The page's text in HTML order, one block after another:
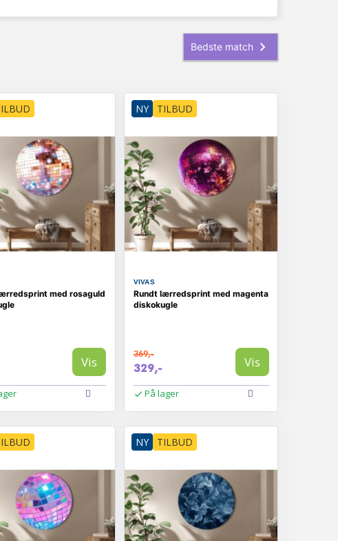
med rosaguld
Vis
NY TILBUD
VIVAS
Rundt lærredsprint med magenta
diskokugle
369,-
329,- Vis
På lager
NY TILBUD